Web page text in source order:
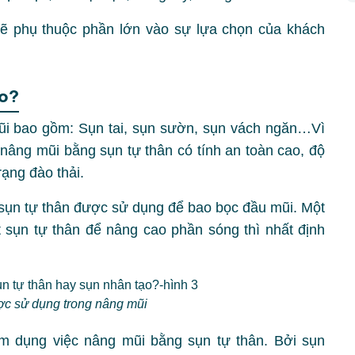
phụ thuộc phần lớn vào sự lựa chọn của khách
bao gồm: Sụn tai, sụn sườn, sụn vách ngăn…Vì
mũi bằng sụn tự thân có tính an toàn cao, độ
đào thải.
tự thân được sử dụng để bao bọc đầu mũi. Một
tự thân để nâng cao phần sóng thì nhất định
sử dụng trong nâng mũi
dụng việc nâng mũi bằng sụn tự thân. Bởi sụn